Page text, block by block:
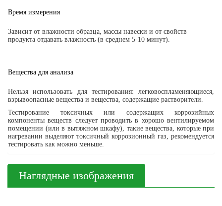
Время измерения
Зависит от влажности образца, массы навески и от свойств
продукта отдавать влажность (в среднем 5-10 минут).
Вещества для анализа
Нельзя использовать для тестирования: легковоспламеняющиеся,
взрывоопасные вещества и вещества, содержащие растворители.
Тестирование токсичных или содержащих коррозийных
компоненты веществ следует проводить в хорошо вентилируемом
помещении (или в вытяжном шкафу), такие вещества, которые при
нагревании выделяют токсичный коррозионный газ, рекомендуется
тестировать как можно меньше.
Наглядные изображения